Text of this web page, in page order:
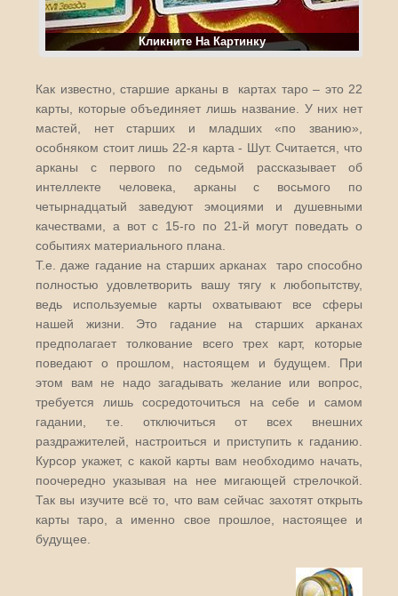
Кликните На Картинку
Как известно, старшие арканы в картах таро – это 22
карты, которые объединяет лишь название. У них нет
мастей, нет старших и младших «по званию»,
особняком стоит лишь 22-я карта - Шут. Считается, что
арканы с первого по седьмой рассказывает об
интеллекте человека, арканы с восьмого по
четырнадцатый заведуют эмоциями и душевными
качествами, а вот с 15-го по 21-й могут поведать о
событиях материального плана.
Т.е. даже гадание на старших арканах таро способно
полностью удовлетворить вашу тягу к любопытству,
ведь используемые карты охватывают все сферы
нашей жизни. Это гадание на старших арканах
предполагает толкование всего трех карт, которые
поведают о прошлом, настоящем и будущем. При
этом вам не надо загадывать желание или вопрос,
требуется лишь сосредоточиться на себе и самом
гадании, т.е. отключиться от всех внешних
раздражителей, настроиться и приступить к гаданию.
Курсор укажет, с какой карты вам необходимо начать,
поочередно указывая на нее мигающей стрелочкой.
Так вы изучите всё то, что вам сейчас захотят открыть
карты таро, а именно свое прошлое, настоящее и
будущее.